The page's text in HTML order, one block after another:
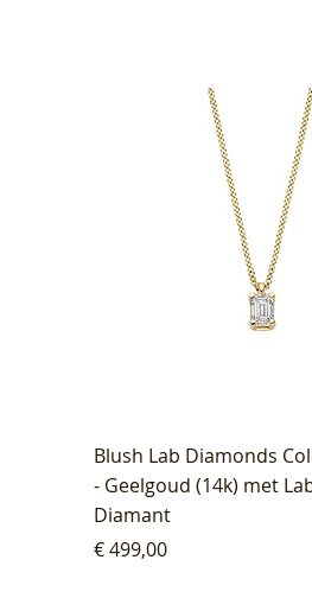
Blush Lab Diamonds
- Geelgoud (14k) met
Diamant
Prijs
€ 499,00